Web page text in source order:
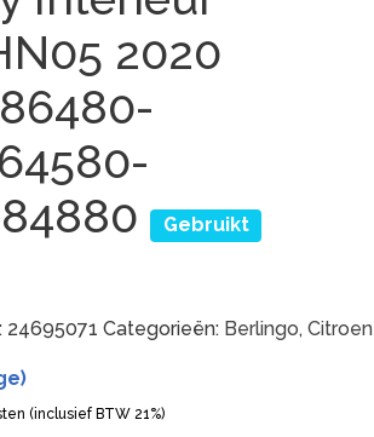
2020
Gebruikt
24695071 Categorieën: Berlingo,Citroen
(inclusief BTW 21%)